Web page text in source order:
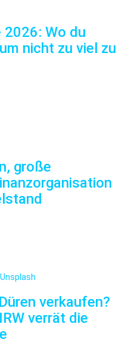
2026: Wo du
nicht zu viel zu
große
verkaufen?
verrät die